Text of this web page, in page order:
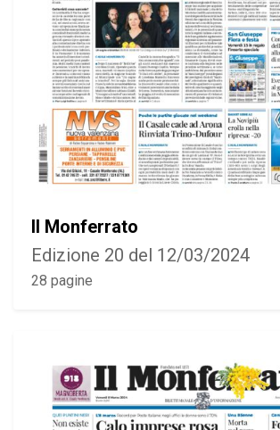
Il Monferrato
Edizione 20 del 12/03/2024
28 pagine